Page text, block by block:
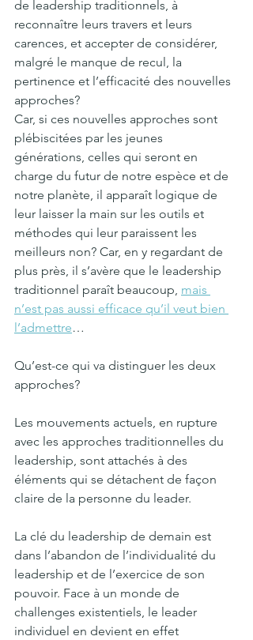
de leadership traditionnels, à
reconnaître leurs travers et leurs
carences, et accepter de considérer,
malgré le manque de recul, la
pertinence et l’efficacité des nouvelles
approches?
Car, si ces nouvelles approches sont
plébiscitées par les jeunes
générations, celles qui seront en
charge du futur de notre espèce et de
notre planète, il apparaît logique de
leur laisser la main sur les outils et
méthodes qui leur paraissent les
meilleurs non? Car, en y regardant de
plus près, il s’avère que le leadership
traditionnel paraît beaucoup, mais
n’est pas aussi efficace qu’il veut bien
l’admettre…
Qu’est-ce qui va distinguer les deux
approches?
Les mouvements actuels, en rupture
avec les approches traditionnelles du
leadership, sont attachés à des
éléments qui se détachent de façon
claire de la personne du leader.
La clé du leadership de demain est
dans l’abandon de l’individualité du
leadership et de l’exercice de son
pouvoir. Face à un monde de
challenges existentiels, le leader
individuel en devient en effet